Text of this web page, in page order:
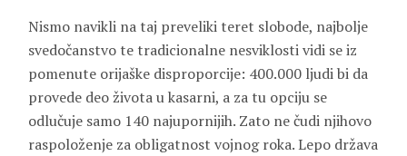
Nismo navikli na taj preveliki teret slobode, najbolje
svedočanstvo te tradicionalne nesviklosti vidi se iz
pomenute orijaške disproporcije: 400.000 ljudi bi da
provede deo života u kasarni, a za tu opciju se
odlučuje samo 140 najupornijih. Zato ne čudi njihovo
raspoloženje za obligatnost vojnog roka. Lepo država